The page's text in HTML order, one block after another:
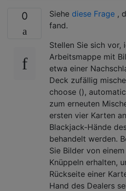
0 Siehe diese Frage ,
fand.
Stellen Sie sich
Arbeitsmappe mit
etwa einer
Deck zufällig
choose (),
zum erneuten
ersten vier Karten
Blackjack-Hände
behandelt werden.
Sie Bilder von
Knüppeln erhalten,
Rückseite einer
Hand des Dealers